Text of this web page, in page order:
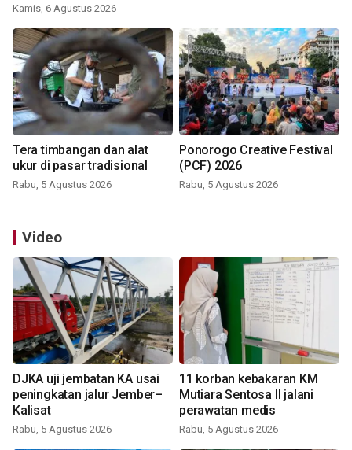
Kamis, 6 Agustus 2026
Tera timbangan dan alat
ukur di pasar tradisional
Rabu, 5 Agustus 2026
Ponorogo Creative Festival
(PCF) 2026
Rabu, 5 Agustus 2026
Video
DJKA uji jembatan KA usai
peningkatan jalur Jember–
Kalisat
Rabu, 5 Agustus 2026
11 korban kebakaran KM
Mutiara Sentosa II jalani
perawatan medis
Rabu, 5 Agustus 2026